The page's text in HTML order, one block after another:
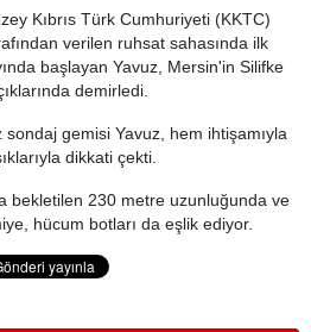
Kıbrıs Türk Cumhuriyeti (KKTC)
verilen ruhsat sahasında ilk
başlayan Yavuz, Mersin'in Silifke
demirledi.
sondaj gemisi Yavuz, hem ihtişamıyla
dikkati çekti.
bekletilen 230 metre uzunluğunda ve
hücum botları da eşlik ediyor.